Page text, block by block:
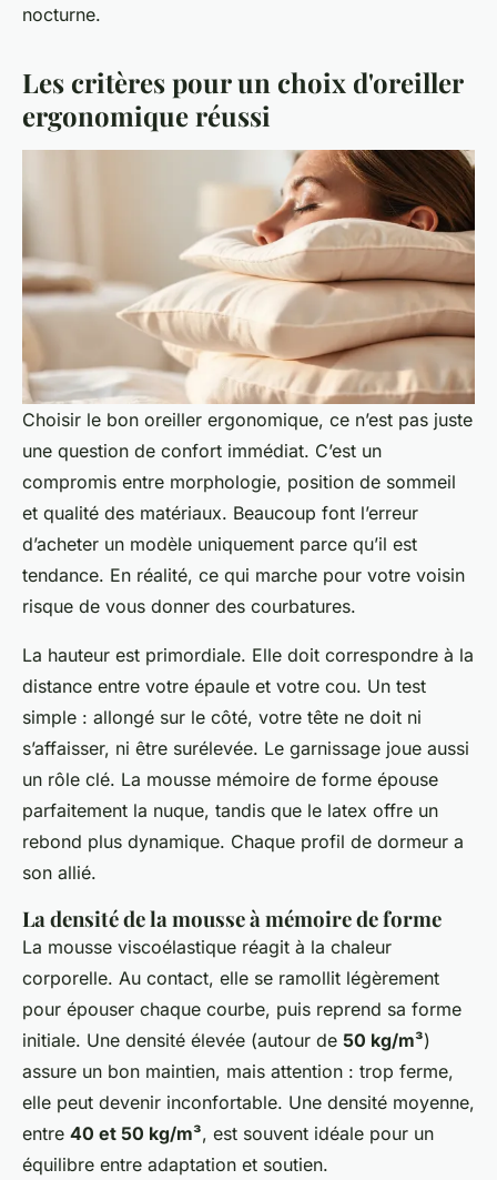
nocturne.
Les critères pour un choix d'oreiller
ergonomique réussi
Choisir le bon oreiller ergonomique, ce n’est pas juste
une question de confort immédiat. C’est un
compromis entre morphologie, position de sommeil
et qualité des matériaux. Beaucoup font l’erreur
d’acheter un modèle uniquement parce qu’il est
tendance. En réalité, ce qui marche pour votre voisin
risque de vous donner des courbatures.
La hauteur est primordiale. Elle doit correspondre à la
distance entre votre épaule et votre cou. Un test
simple : allongé sur le côté, votre tête ne doit ni
s’affaisser, ni être surélevée. Le garnissage joue aussi
un rôle clé. La mousse mémoire de forme épouse
parfaitement la nuque, tandis que le latex offre un
rebond plus dynamique. Chaque profil de dormeur a
son allié.
La densité de la mousse à mémoire de forme
La mousse viscoélastique réagit à la chaleur
corporelle. Au contact, elle se ramollit légèrement
pour épouser chaque courbe, puis reprend sa forme
initiale. Une densité élevée (autour de 50 kg/m³)
assure un bon maintien, mais attention : trop ferme,
elle peut devenir inconfortable. Une densité moyenne,
entre 40 et 50 kg/m³, est souvent idéale pour un
équilibre entre adaptation et soutien.